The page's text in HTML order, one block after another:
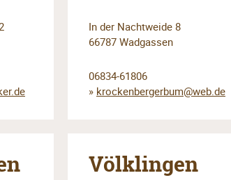
In der Nachtweide 8
66787 Wadgassen
06834-61806
» krockenbergerbum@web.de
Völklingen